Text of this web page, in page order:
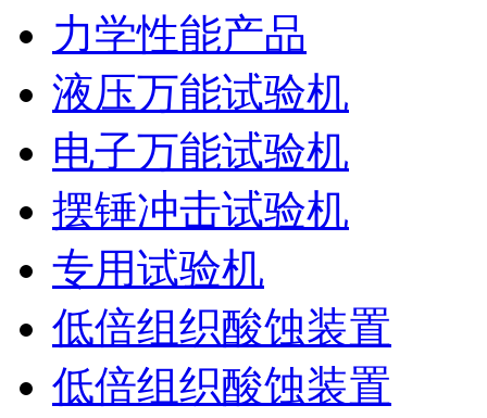
力学性能产品
液压万能试验机
电子万能试验机
摆锤冲击试验机
专用试验机
低倍组织酸蚀装置
低倍组织酸蚀装置